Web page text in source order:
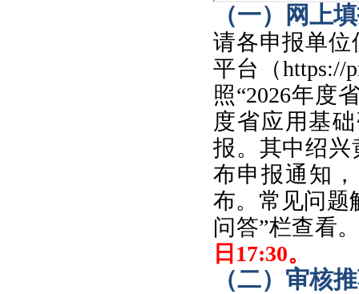
（一） 网上
请各申报单
平台（https://
照“2026年度
度省应用基
报。其中绍
布申报通知
布。 常见问题
问答”栏查看
日17:30。
（二） 审核